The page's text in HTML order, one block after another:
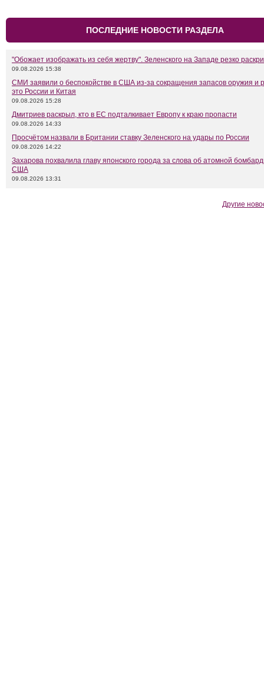
ПОСЛЕДНИЕ НОВОСТИ РАЗДЕЛА
"Обожает изображать из себя жертву". Зеленского на Западе резко
09.08.2026 15:38
СМИ заявили о беспокойстве в США из-за сокращения запасов оружия и
это России и Китая
09.08.2026 15:28
Дмитриев раскрыл, кто в ЕС подталкивает Европу к краю пропасти
09.08.2026 14:33
Просчётом назвали в Британии ставку Зеленского на удары по России
09.08.2026 14:22
Захарова похвалила главу японского города за слова об атомной
США
09.08.2026 13:31
Другие